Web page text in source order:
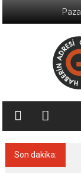
Son dakika: